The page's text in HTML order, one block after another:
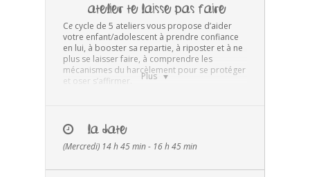
Plus
ATELIER TE LAISSE PAS FAIRE
Cecycle de 5 ateliers vous propose d’aider
votre enfant/adolescent à prendre confiance
en lui, à booster sa repartie, à riposter et à ne
plus se laisser faire, à comprendre les
mécanismes du harcèlement pour se protéger
et oser s’affirmer.
de 4 à 6 participants
125 euros les 5 ateliers de 2h
LA DATE
(Mercredi) 14 h 45 min - 16 h 45 min